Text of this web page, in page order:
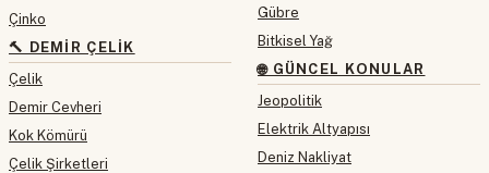
Çinko
🔨 DEMIR ÇELIK
Çelik
Demir Cevheri
Kok Kömürü
Çelik Şirketleri
Gübre
Bitkisel Yağ
🌐 GÜNCEL KONULAR
Jeopolitik
Elektrik Altyapısı
Deniz Nakliyat